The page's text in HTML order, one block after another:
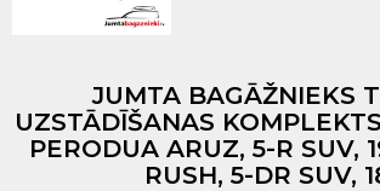
JUMTA BAGĀŽNIEKS
UZSTĀDĪŠANAS
PERODUA ARUZ, 5-R SUV,
RUSH, 5-DR SUV,